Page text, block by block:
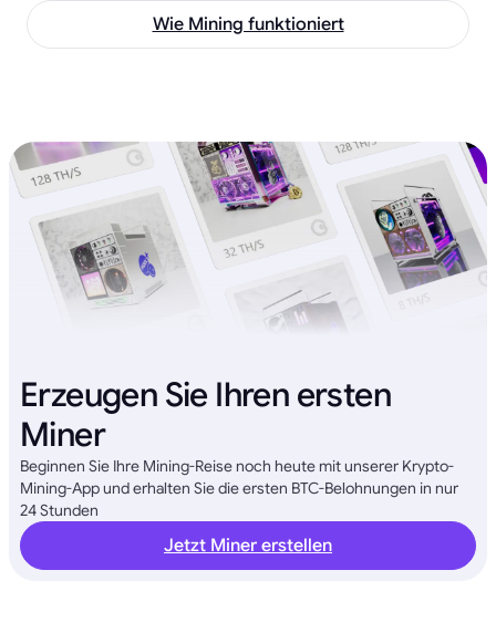
Wie Mining funktioniert
Erzeugen Sie Ihren ersten
Miner
Beginnen Sie Ihre Mining-Reise noch heute mit unserer Krypto-
Mining-App und erhalten Sie die ersten BTC-Belohnungen in nur
24 Stunden
Jetzt Miner erstellen